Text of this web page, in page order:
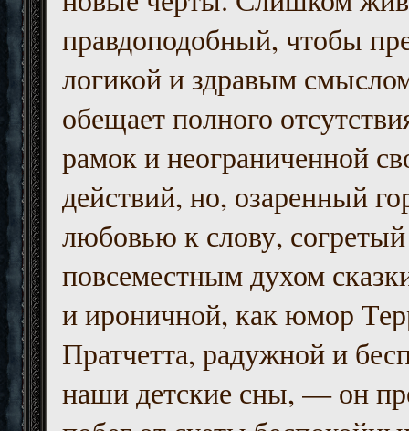
правдоподобный, чтобы
логикой и здравым
обещает полного
рамок и неограниченной
действий, но, озаренный
любовью к слову, согретый
повсеместным духом
и ироничной, как юмор
Пратчетта, радужной и
наши детские сны, — он